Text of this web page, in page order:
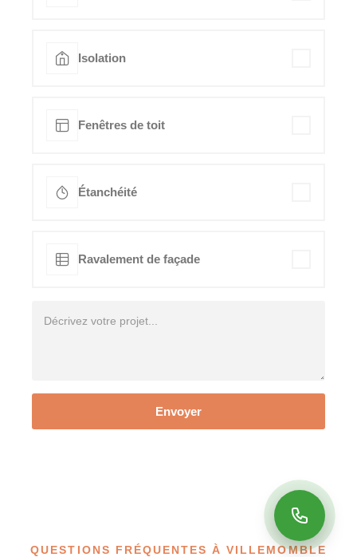
Isolation
Fenêtres de toit
Étanchéité
Ravalement de façade
Envoyer
QUESTIONS FRÉQUENTES À VILLEMOMBLE